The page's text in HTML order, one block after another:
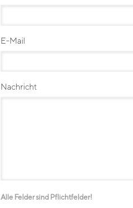
E-Mail
Nachricht
Alle Felder sind Pflichtfelder!